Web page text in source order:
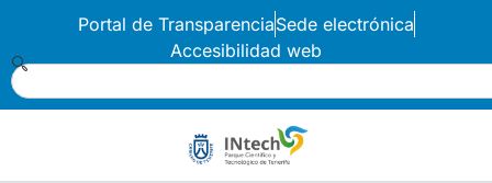
Portal de TransparenciaSede electrónica
Accesibilidad web